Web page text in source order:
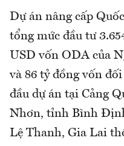
Dự án nâng cấp
tổng mức đầu tư
USD vốn ODA của
và 86 tỷ đồng vốn
đầu dự án tại Cảng
Nhơn, tỉnh Bình
Lệ Thanh, Gia Lai